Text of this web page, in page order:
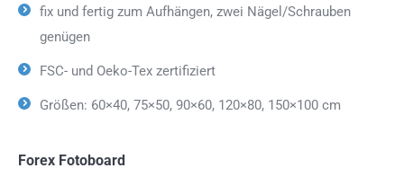
fix und fertig zum Aufhängen, zwei Nägel/Schrauben
genügen
FSC- und Oeko-Tex zertifiziert
Größen: 60×40, 75×50, 90×60, 120×80, 150×100 cm
Forex Fotoboard